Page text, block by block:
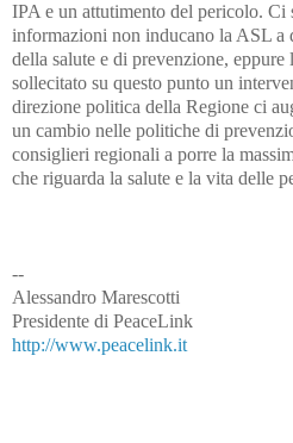
IPA e un attutimento del pericolo. Ci
informazioni non inducano la ASL a
della salute e di prevenzione, eppure
sollecitato su questo punto un
direzione politica della Regione ci
un cambio nelle politiche di
consiglieri regionali a porre la
che riguarda la salute e la vita delle
--
Alessandro Marescotti
Presidente di PeaceLink
http://www.peacelink.it